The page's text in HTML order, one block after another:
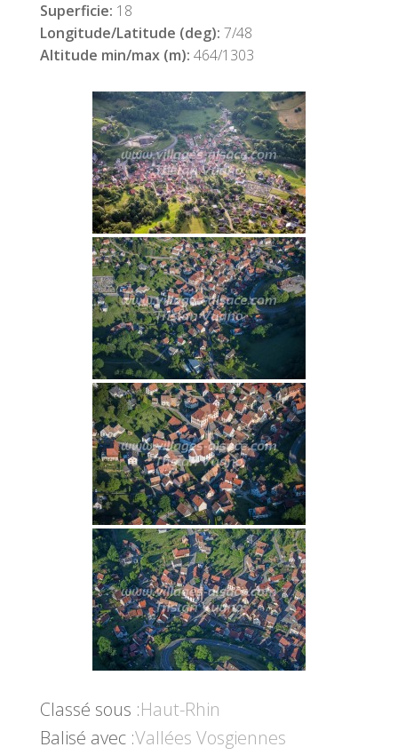
Superficie: 18
Longitude/Latitude (deg): 7/48
Altitude min/max (m): 464/1303
Classé sous :Haut-Rhin
Balisé avec :Vallées Vosgiennes